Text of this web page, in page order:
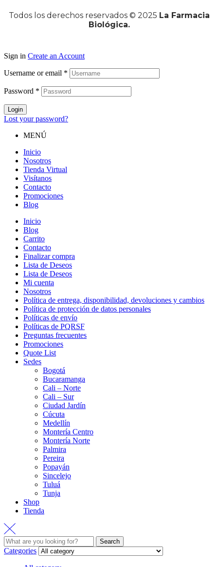
Todos los derechos reservados © 2025 La Farmacia
Biológica.
Sign in Create an Account
Username or email *
Password *
Login
Lost your password?
MENÚ
Inicio
Nosotros
Tienda Virtual
Visítanos
Contacto
Promociones
Blog
Inicio
Blog
Carrito
Contacto
Finalizar compra
Lista de Deseos
Lista de Deseos
Mi cuenta
Nosotros
Política de entrega, disponibilidad, devoluciones y cambios
Política de protección de datos personales
Políticas de envío
Políticas de PQRSF
Preguntas frecuentes
Promociones
Quote List
Sedes
Bogotá
Bucaramanga
Cali – Norte
Cali – Sur
Ciudad Jardín
Cúcuta
Medellín
Montería Centro
Montería Norte
Palmira
Pereira
Popayán
Sincelejo
Tuluá
Tunja
Shop
Tienda
Search
Categories